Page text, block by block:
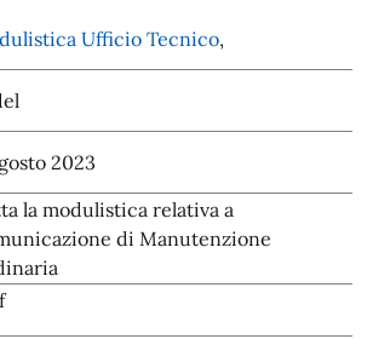
Ufficio Tecnico,
2023
la modulistica relativa a
di Manutenzione